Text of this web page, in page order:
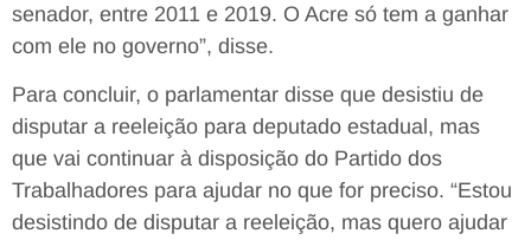
senador, entre 2011 e 2019. O Acre só tem a ganhar
com ele no governo”, disse.
Para concluir, o parlamentar disse que desistiu de
disputar a reeleição para deputado estadual, mas
que vai continuar à disposição do Partido dos
Trabalhadores para ajudar no que for preciso. “Estou
desistindo de disputar a reeleição, mas quero ajudar